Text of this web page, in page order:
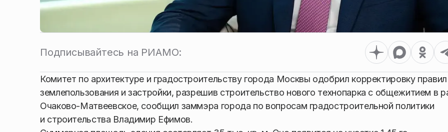
Подписывайтесь на РИАМО:
Комитет по архитектуре и градостроительству города Москвы одобрил корректировку правил
землепользования и застройки, разрешив строительство нового технопарка с общежитием в
Очаково-Матвеевское, сообщил заммэра города по вопросам градостроительной политики
и строительства Владимир Ефимов.